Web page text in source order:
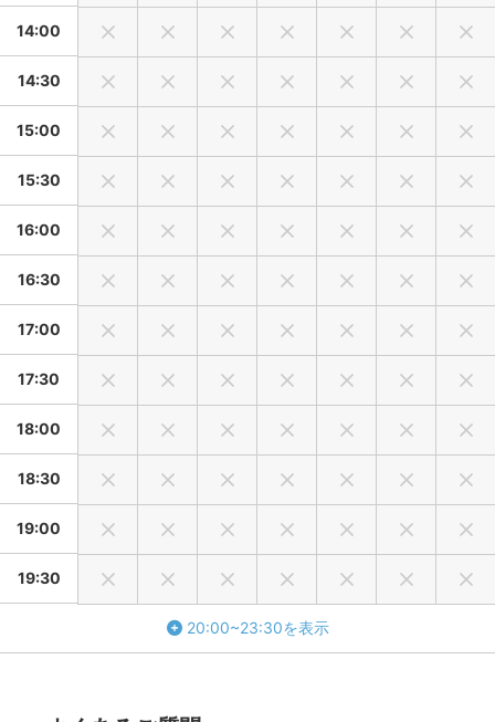
14:00
14:30
15:00
15:30
16:00
16:30
17:00
17:30
18:00
18:30
19:00
19:30
20:00~23:30を表示